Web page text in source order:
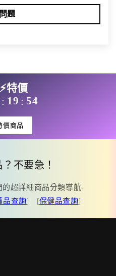
題
特價
: 19 : 54
價商品
不要急！
超詳細商品分類導航-
品查詢] [保健品查詢]